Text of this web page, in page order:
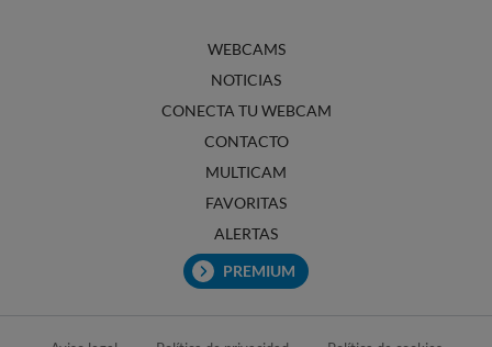
WEBCAMS
NOTICIAS
CONECTA TU WEBCAM
CONTACTO
MULTICAM
FAVORITAS
ALERTAS
PREMIUM